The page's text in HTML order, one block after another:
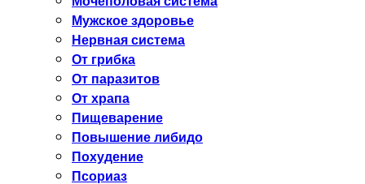
Мужское здоровье
Нервная система
От грибка
От паразитов
От храпа
Пищеварение
Повышение либидо
Похудение
Псориаз